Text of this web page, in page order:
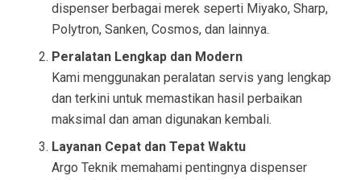
dispenser berbagai merek seperti Miyako, Sharp,
Polytron, Sanken, Cosmos, dan lainnya.
Peralatan Lengkap dan Modern
Kami menggunakan peralatan servis yang lengkap
dan terkini untuk memastikan hasil perbaikan
maksimal dan aman digunakan kembali.
Layanan Cepat dan Tepat Waktu
Argo Teknik memahami pentingnya dispenser